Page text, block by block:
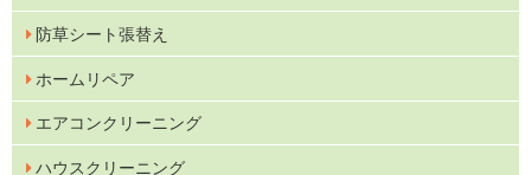
防草シート張替え
ホームリペア
エアコンクリーニング
ハウスクリーニング